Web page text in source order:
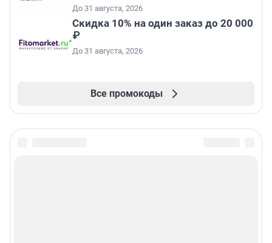
До 31 августа, 2026
Скидка 10% на один заказ до 20 000
₽
До 31 августа, 2026
Все промокоды